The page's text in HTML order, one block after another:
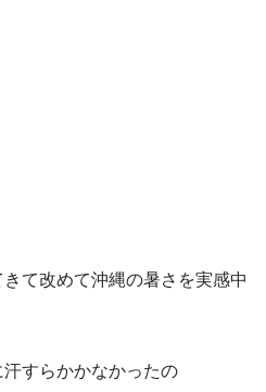
て改めて沖縄の暑さを実感中
すらかかなかったの